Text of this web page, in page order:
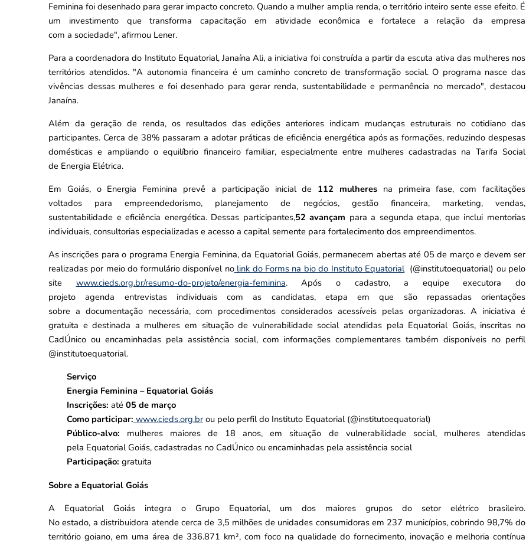
Feminina foi desenhado para gerar impacto concreto. Quando a mulher amplia renda, o território inteiro sente esse efeito. É
um investimento que transforma capacitação em atividade econômica e fortalece a relação da empresa
com a sociedade", afirmou Lener.
Para a coordenadora do Instituto Equatorial, Janaína Ali, a iniciativa foi construída a partir da escuta ativa das mulheres nos
territórios atendidos. "A autonomia financeira é um caminho concreto de transformação social. O programa nasce das
vivências dessas mulheres e foi desenhado para gerar renda, sustentabilidade e permanência no mercado", destacou
Janaína.
Além da geração de renda, os resultados das edições anteriores indicam mudanças estruturais no cotidiano das
participantes. Cerca de 38% passaram a adotar práticas de eficiência energética após as formações, reduzindo despesas
domésticas e ampliando o equilíbrio financeiro familiar, especialmente entre mulheres cadastradas na Tarifa Social
de Energia Elétrica.
Em Goiás, o Energia Feminina prevê a participação inicial de 112 mulheresna primeira fase, com facilitações
voltados para empreendedorismo, planejamento de negócios, gestão financeira, marketing, vendas,
sustentabilidade e eficiência energética. Dessas participantes,52 avançam para a segunda etapa, que inclui mentorias
individuais, consultorias especializadas e acesso a capital semente para fortalecimento dos empreendimentos.
As inscrições para o programa Energia Feminina, da Equatorial Goiás, permanecem abertas até 05 de março e devem ser
realizadas por meio do formulário disponível nolink do Forms na bio do Instituto Equatorial(@institutoequatorial) ou pelo
site
www.cieds.org.br/resumo-do-projeto/energia-feminina. Após o cadastro, a equipe executora do
projeto agenda entrevistas individuais com as candidatas, etapa em que são repassadas orientações
sobre a documentação necessária, com procedimentos considerados acessíveis pelas organizadoras. A iniciativa é
gratuita e destinada a mulheres em situação de vulnerabilidade social atendidas pela Equatorial Goiás, inscritas no
CadÚnico ou encaminhadas pela assistência social, com informações complementares também disponíveis no perfil
@institutoequatorial.
Serviço
Energia Feminina – Equatorial Goiás
Inscrições: até 05 de março
Como participar: www.cieds.org.brou pelo perfil do Instituto Equatorial (@institutoequatorial)
Público-alvo: mulheres maiores de 18 anos, em situação de vulnerabilidade social, mulheres atendidas
pela Equatorial Goiás, cadastradas no CadÚnico ou encaminhadas pela assistência social
Participação: gratuita
Sobre a Equatorial Goiás
A Equatorial Goiás integra o Grupo Equatorial, um dos maiores grupos do setor elétrico brasileiro.
No estado, a distribuidora atende cerca de 3,5 milhões de unidades consumidoras em 237 municípios, cobrindo 98,7% do
território goiano, em uma área de 336.871 km², com foco na qualidade do fornecimento, inovação e melhoria contínua